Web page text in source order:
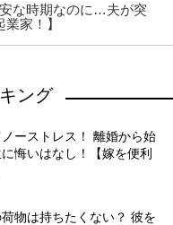
な時期なのに…夫が突
家！】
ング
ーストレス！ 離婚から始
悔いはなし！【嫁を便利
物は持ちたくない？ 彼を